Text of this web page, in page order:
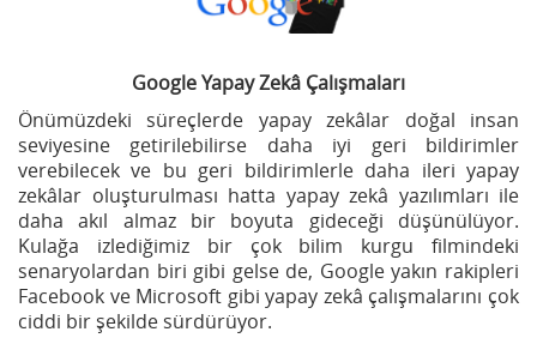
Google Yapay Zekâ Çalışmaları
Önümüzdeki süreçlerde yapay zekâlar doğal insan
seviyesine getirilebilirse daha iyi geri bildirimler
verebilecek ve bu geri bildirimlerle daha ileri yapay
zekâlar oluşturulması hatta yapay zekâ yazılımları ile
daha akıl almaz bir boyuta gideceği düşünülüyor.
Kulağa izlediğimiz bir çok bilim kurgu filmindeki
senaryolardan biri gibi gelse de, Google yakın rakipleri
Facebook ve Microsoft gibi yapay zekâ çalışmalarını çok
ciddi bir şekilde sürdürüyor.